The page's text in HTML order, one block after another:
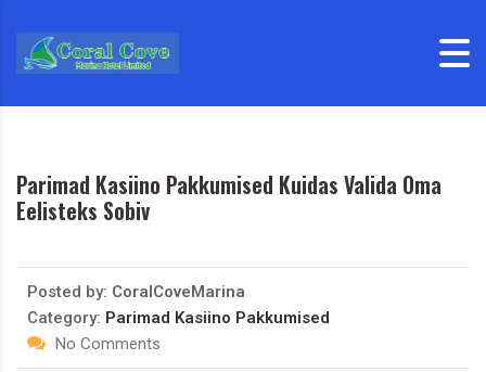
Parimad Kasiino Pakkumised Kuidas Valida Oma
Eelisteks Sobiv
Posted by: CoralCoveMarina
Category: Parimad Kasiino Pakkumised
No Comments